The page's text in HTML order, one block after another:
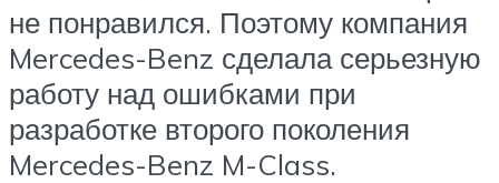
не понравился. Поэтому компания
Mercedes-Benz сделала серьезную
работу над ошибками при
разработке второго поколения
Mercedes-Benz M-Class.